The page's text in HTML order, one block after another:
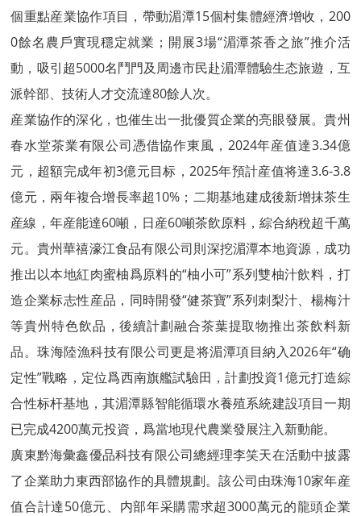
個重點産業協作項目，帶動湄潭15個村集體經濟增收，200
0餘名農戶實現穩定就業；開展3場“湄潭茶香之旅”推介活
動，吸引超5000名鬥門及周邊市民赴湄潭體驗生态旅遊，互
派幹部、技術人才交流達80餘人次。
産業協作的深化，也催生出一批優質企業的亮眼發展。貴州
春水堂茶業有限公司憑借協作東風，2024年産值達3.34億
元，超額完成年初3億元目标，2025年預計産值将達3.6-3.8
億元，兩年複合增長率超10%；二期基地建成後新增抹茶生
産線，年産能達60噸，日産60噸茶飲原料，綜合納稅超千萬
元。貴州華禧濠江食品有限公司則深挖湄潭本地資源，成功
推出以本地紅肉蜜柚爲原料的“柚小可”系列雙柚汁飲料，打
造企業标志性産品，同時開發“健茶寶”系列刺梨汁、楊梅汁
等貴州特色飲品，後續計劃融合茶葉提取物推出茶飲料新
品。珠海陸漁科技有限公司更是将湄潭項目納入2026年“确
定性”戰略，定位爲西南旗艦試驗田，計劃投資1億元打造綜
合性标杆基地，其湄潭縣智能循環水養殖系統建設項目一期
已完成4200萬元投資，爲當地現代農業發展注入新動能。
廣東黔海彙鑫優品科技有限公司總經理李笑天在活動中披露
了企業助力東西部協作的具體規劃。該公司由珠海10家年産
值合計達50億元、内部年采購需求超3000萬元的龍頭企業